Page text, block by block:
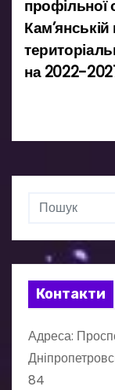
ц
і
з
и
с
в
профільної
Кам’янській
на 2022-
Контакти
Адреса:
84